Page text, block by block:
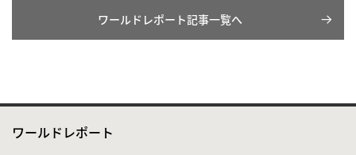
ワールドレポート記事一覧へ
ワールドレポート